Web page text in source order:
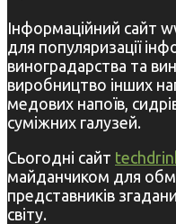
Інформаційний сайт
для популяризації
виноградарства та
виробництво інших
медових напоїв,
суміжних галузей.
Сьогодні сайт
майданчиком для
представників
світу.